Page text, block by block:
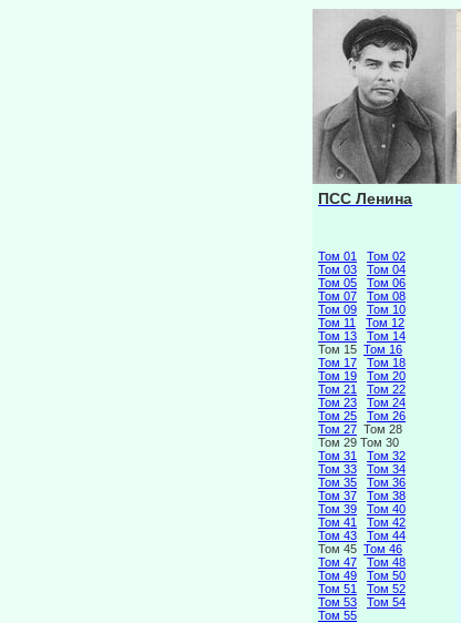
ПСС Ленина
Том 01
Том 02
Том 03
Том 04
Том 05
Том 06
Том 07
Том 08
Том 09
Том 10
Том 11
Том 12
Том 13
Том 14
Том 15 Том 16
Том 17
Том 18
Том 19
Том 20
Том 21
Том 22
Том 23
Том 24
Том 25
Том 26
Том 27 Том 28
Том 29 Том 30
Том 31
Том 32
Том 33
Том 34
Том 35
Том 36
Том 37
Том 38
Том 39
Том 40
Том 41
Том 42
Том 43
Том 44
Том 45 Том 46
Том 47
Том 48
Том 49
Том 50
Том 51
Том 52
Том 53
Том 54
Том 55